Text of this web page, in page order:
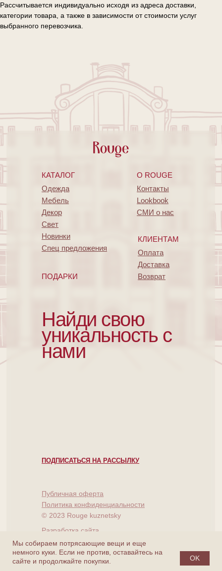
Мы собираем потрясающие вещи и еще
немного куки. Если не против, оставайтесь на
сайте и продолжайте покупки.
OK
Рассчитывается индивидуально исходя из адреса доставки,
категории товара, а также в зависимости от стоимости услуг
выбранного перевозчика.
КАТАЛОГ
ПОДАРКИ
O ROUGE
КЛИЕНТАМ
Одежда
Мебель
Декор
Свет
Новинки
Спец предложения
Контакты
Lookbook
СМИ о нас
Оплата
Доставка
Возврат
Найди свою
уникальность с
нами
ПОДПИСАТЬСЯ НА РАССЫЛКУ
2023 Rouge kuznetsky
©
Публичная оферта
Политика конфиденциальности
Разработка сайта